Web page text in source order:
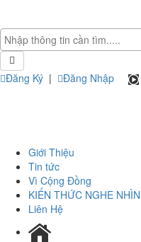
Đăng Ký | Đăng Nhập
Giới Thiệu
Tin tức
Vì Cộng Đồng
KIẾN THỨC NGHE NHÌN
Liên Hệ